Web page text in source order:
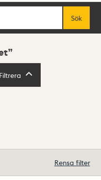
Sök
Filtrera
Rensa filter